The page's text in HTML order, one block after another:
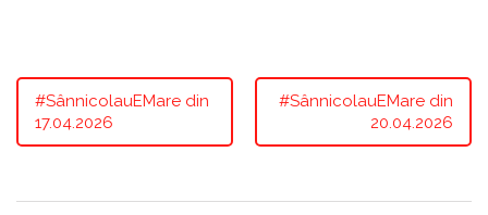
#SânnicolauEMare din
17.04.2026
#SânnicolauEMare din
20.04.2026